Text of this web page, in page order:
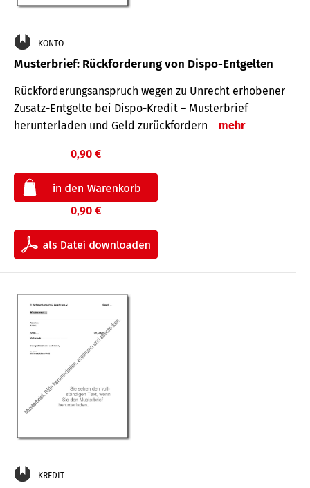
KONTO
Musterbrief: Rückforderung von Dispo-Entgelten
Rückforderungsanspruch wegen zu Unrecht erhobener
Zusatz-Entgelte bei Dispo-Kredit – Musterbrief
herunterladen und Geld zurückfordern
mehr
0,90 €
0,90 €
KREDIT